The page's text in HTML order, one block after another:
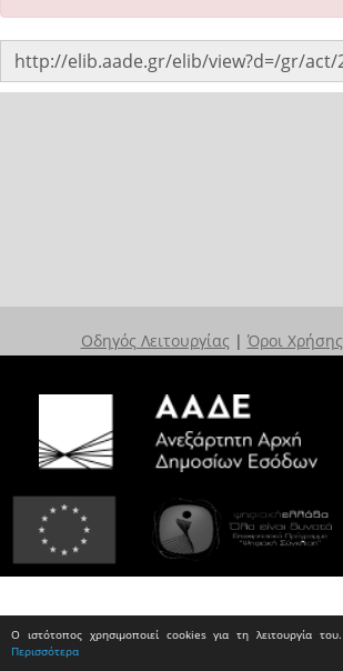
Ο ιστότοπος χρησιμοποιεί cookies για τη λειτουργία του.
Περισσότερα
Οδηγός Λειτουργίας | Όροι Χρήσης